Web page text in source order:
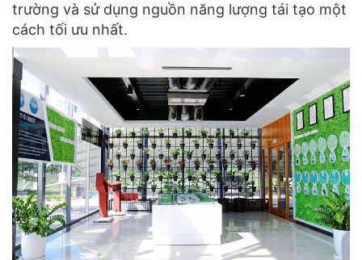
trường và sử dụng nguồn năng lượng tái tạo một
cách tối ưu nhất.